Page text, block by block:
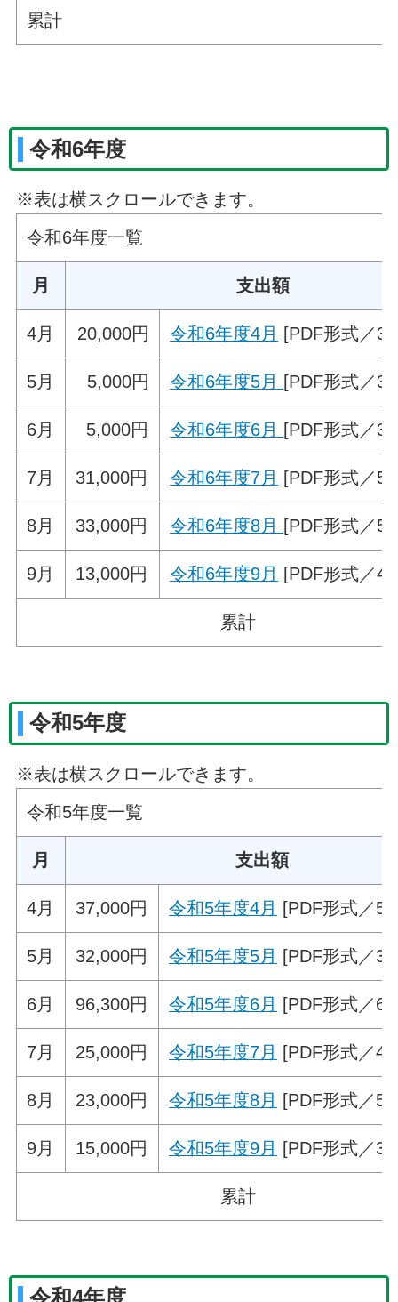
累計
令和6年度
※表は横スクロールできます。
令和6年度一覧
月 支出額
4月 20,000円 令和6年度4月 [PDF形式／
5月 5,000円 令和6年度5月 [PDF形式／
6月 5,000円 令和6年度6月 [PDF形式／
7月 31,000円 令和6年度7月 [PDF形式／
8月 33,000円 令和6年度8月 [PDF形式／
9月 13,000円 令和6年度9月 [PDF形式／
累計
令和5年度
※表は横スクロールできます。
令和5年度一覧
月 支出額
4月 37,000円 令和5年度4月 [PDF形式／
5月 32,000円 令和5年度5月 [PDF形式／
6月 96,300円 令和5年度6月 [PDF形式／
7月 25,000円 令和5年度7月 [PDF形式／
8月 23,000円 令和5年度8月 [PDF形式／
9月 15,000円 令和5年度9月 [PDF形式／
累計